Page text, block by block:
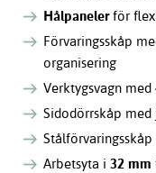
Hålpanelerför
Förvaringsskåp
organisering
Verktygsvagn med
Sidodörrskåp med
Stålförvaringsskåp
Arbetsyta i32